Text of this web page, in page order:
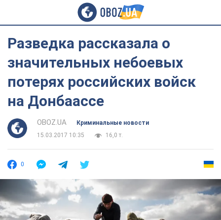
Разведка рассказала о
значительных небоевых
потерях российских войск
на Донбаассе
OBOZ.UA
Криминальные новости
15.03.2017 10:35
16,0 т.
0